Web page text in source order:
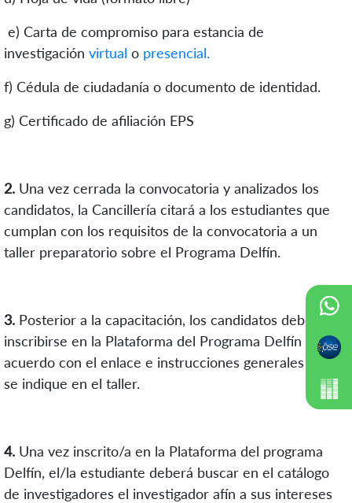
e) Carta de compromiso para estancia de
investigación virtual o presencial.
f) Cédula de ciudadanía o documento de identidad.
g) Certificado de afiliación EPS
2. Una vez cerrada la convocatoria y analizados los
candidatos, la Cancillería citará a los estudiantes que
cumplan con los requisitos de la convocatoria a un
taller preparatorio sobre el Programa Delfín.
3. Posterior a la capacitación, los candidatos deberán
inscribirse en la Plataforma del Programa Delfín de
acuerdo con el enlace e instrucciones generales que
se indique en el taller.
4. Una vez inscrito/a en la Plataforma del programa
Delfín, el/la estudiante deberá buscar en el catálogo
de investigadores el investigador afín a sus intereses